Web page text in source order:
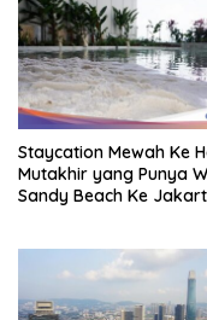
Staycation Mewah Ke
Mutakhir yang Punya
Sandy Beach Ke